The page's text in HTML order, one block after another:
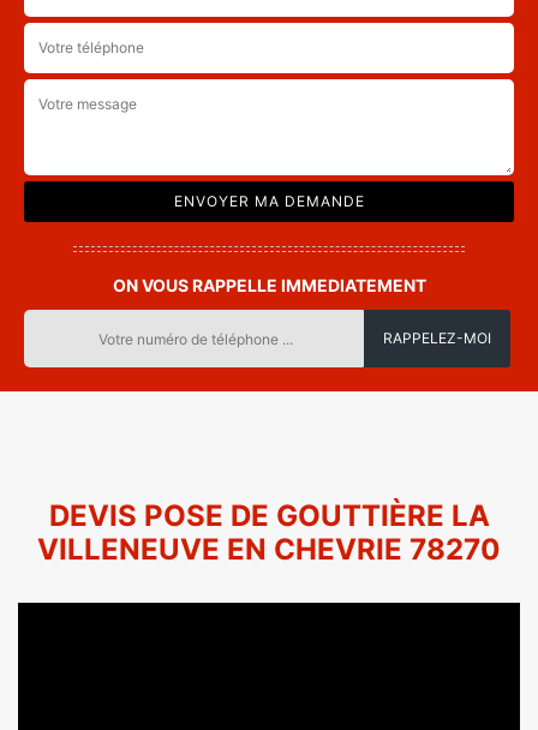
ON VOUS RAPPELLE IMMEDIATEMENT
DEVIS POSE DE GOUTTIÈRE LA
VILLENEUVE EN CHEVRIE 78270